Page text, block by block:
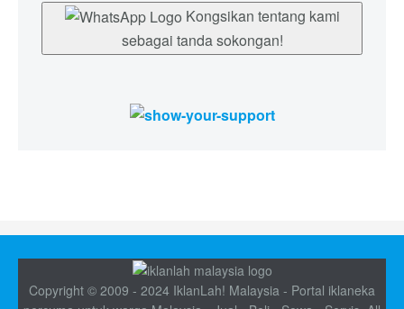
sebagai tanda sokongan!
Copyright © 2009 - 2024 IklanLah! Malaysia - Portal iklaneka